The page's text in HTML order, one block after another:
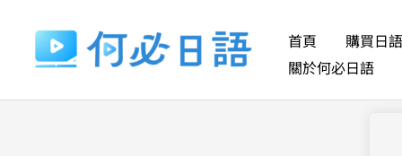
要
首頁 購買日
關於何必日語